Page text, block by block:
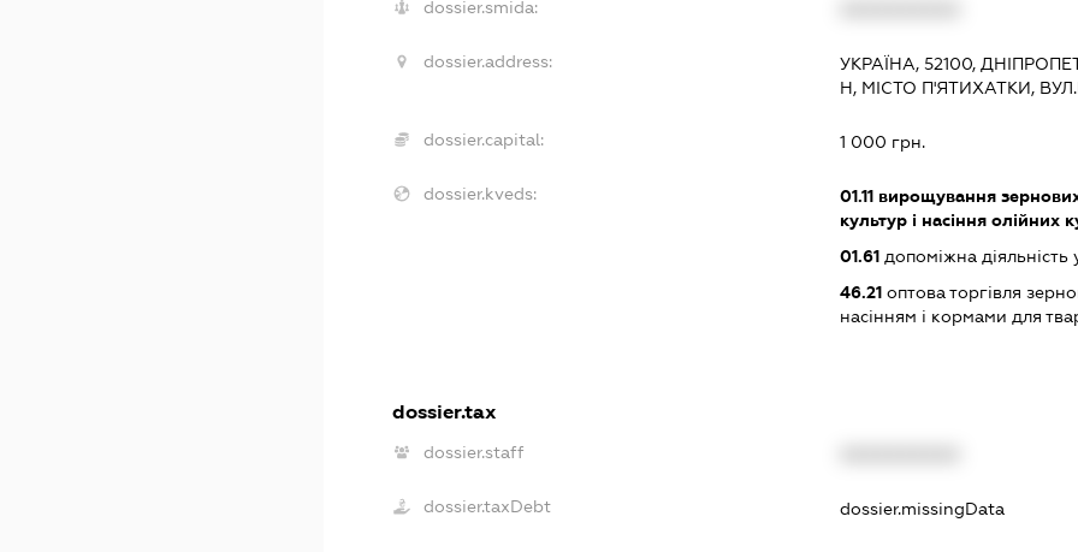
dossier.smida:
dossier.address:
УКРАЇНА, 52100,
Н, МІСТО П'ЯТИХАТКИ,
dossier.capital: 1 000 грн.
dossier.kveds: 01.11вирощування
культур і насіння олійних
01.61допоміжна діяльність
46.21оптова торгівля
насінням і кормами для
dossier.tax
dossier.staff
dossier.taxDebt dossier.missingData